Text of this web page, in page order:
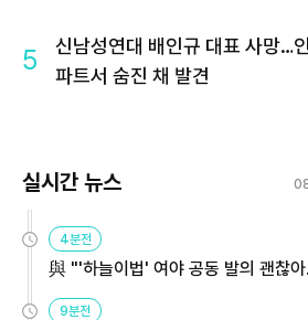
5
신남성연대 배인규 대표 사망…
파트서 숨진 채 발견
실시간 뉴스
4분전
與 "'하늘이법' 여야 공동 발의 괜찮
9분전